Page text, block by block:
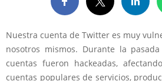
Nuestra cuenta de Twitter es muy
nosotros mismos. Durante la
cuentas fueron hackeadas,
cuentas populares de servicios,